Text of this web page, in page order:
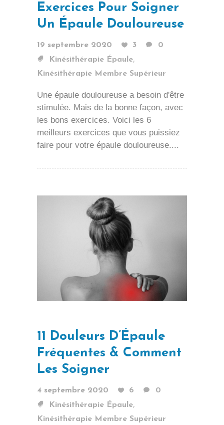
Exercices Pour Soigner
Un Épaule Douloureuse
19 septembre 2020 3
0
Kinésithérapie Épaule,
Kinésithérapie Membre Supérieur
Une épaule douloureuse a besoin d'être
stimulée. Mais de la bonne façon, avec
les bons exercices. Voici les 6
meilleurs exercices que vous puissiez
faire pour votre épaule douloureuse....
11 Douleurs D’Épaule
Fréquentes & Comment
Les Soigner
4 septembre 2020 6
0
Kinésithérapie Épaule,
Kinésithérapie Membre Supérieur